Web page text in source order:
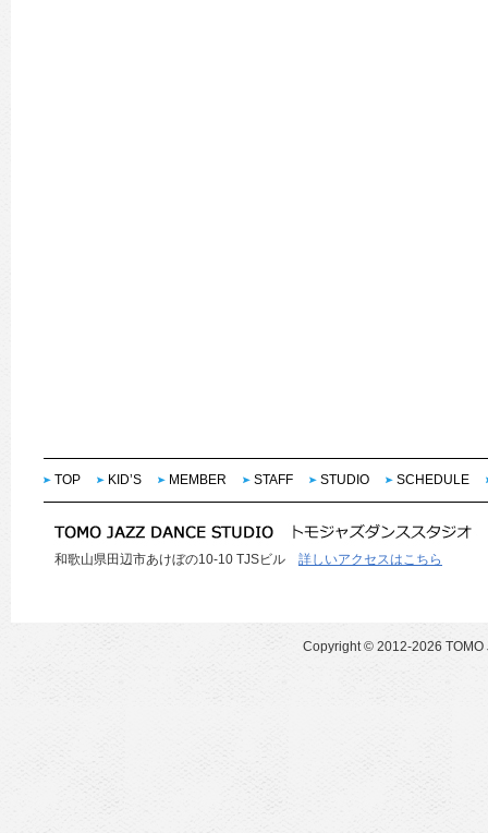
TOP KID’S MEMBER STAFF STUDIO SCHEDULE
和歌山県田辺市あけぼの10-10 TJSビル 詳しいアクセスはこちら
Copyright © 2012-2026 TOMO